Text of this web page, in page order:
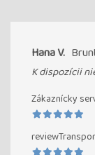
Hana V.
K dispozícii
Zákaznícky